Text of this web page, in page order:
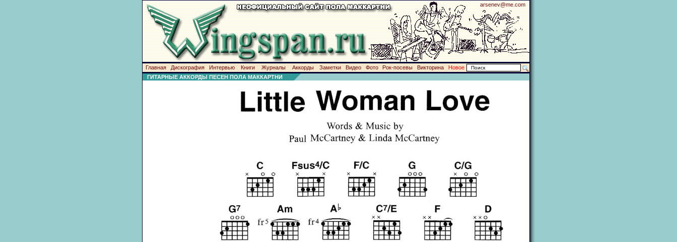
arsenev@me.com
Главная Дискография Интервью Книги Журналы Аккорды Заметки Видео Фото Рок-посевы Викторина
Новое
ГИТАРНЫЕ АККОРДЫ ПЕСЕН ПОЛА МАККАРТНИ